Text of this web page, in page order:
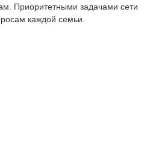
Приоритетными задачами сети
каждой семьи.